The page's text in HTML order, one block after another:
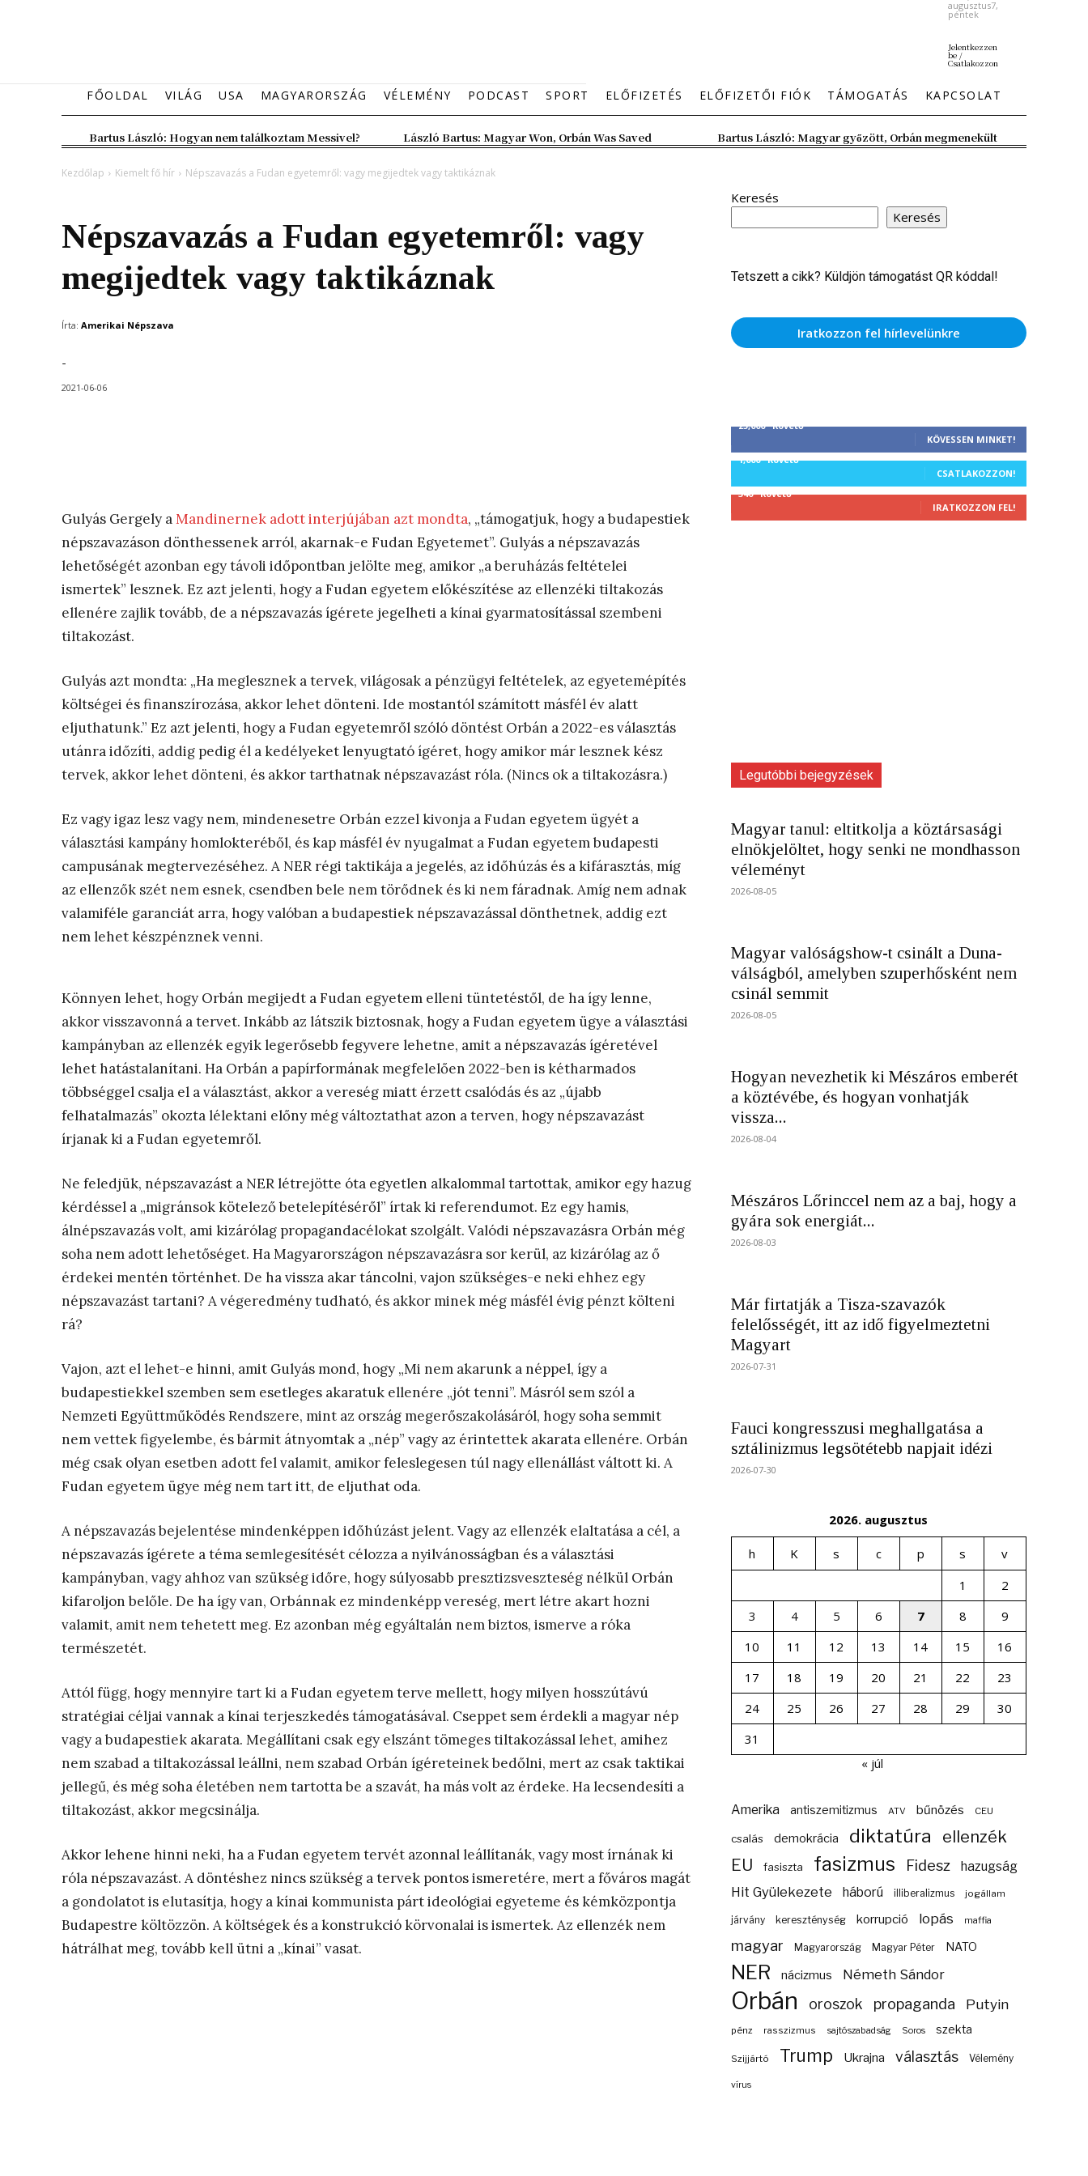
augusztus7,
péntek
Jelentkezzen
be /
Csatlakozzon
FŐOLDAL VILÁG USA MAGYARORSZÁG VÉLEMÉNY PODCAST SPORT ELŐFIZETÉS ELŐFIZETŐI FIÓK TÁMOGATÁS KAPCSOLAT
Bartus László: Hogyan nem találkoztam Messivel? László Bartus: Magyar Won, Orbán Was Saved Bartus László: Magyar győzött, Orbán megmenekült
Kezdőlap Kiemelt fő hír Népszavazás a Fudan egyetemről: vagy megijedtek vagy taktikáznak
Népszavazás a Fudan egyetemről: vagy
megijedtek vagy taktikáznak
Írta: Amerikai Népszava
-
2021-06-06
Gulyás Gergely aMandinernek adott interjújában azt mondta, „támogatjuk, hogy a budapestiek
népszavazáson dönthessenek arról, akarnak-e Fudan Egyetemet”. Gulyás a népszavazás
lehetőségét azonban egy távoli időpontban jelölte meg, amikor „a beruházás feltételei
ismertek” lesznek. Ez azt jelenti, hogy a Fudan egyetem előkészítése az ellenzéki tiltakozás
ellenére zajlik tovább, de a népszavazás ígérete jegelheti a kínai gyarmatosítással szembeni
tiltakozást.
Gulyás azt mondta: „Ha meglesznek a tervek, világosak a pénzügyi feltételek, az egyetemépítés
költségei és finanszírozása, akkor lehet dönteni. Ide mostantól számított másfél év alatt
eljuthatunk.” Ez azt jelenti, hogy a Fudan egyetemről szóló döntést Orbán a 2022-es választás
utánra időzíti, addig pedig él a kedélyeket lenyugtató ígéret, hogy amikor már lesznek kész
tervek, akkor lehet dönteni, és akkor tarthatnak népszavazást róla. (Nincs ok a tiltakozásra.)
Ez vagy igaz lesz vagy nem, mindenesetre Orbán ezzel kivonja a Fudan egyetem ügyét a
választási kampány homlokteréből, és kap másfél év nyugalmat a Fudan egyetem budapesti
campusának megtervezéséhez. A NER régi taktikája a jegelés, az időhúzás és a kifárasztás, míg
az ellenzők szét nem esnek, csendben bele nem törődnek és ki nem fáradnak. Amíg nem adnak
valamiféle garanciát arra, hogy valóban a budapestiek népszavazással dönthetnek, addig ezt
nem lehet készpénznek venni.
Könnyen lehet, hogy Orbán megijedt a Fudan egyetem elleni tüntetéstől, de ha így lenne,
akkor visszavonná a tervet. Inkább az látszik biztosnak, hogy a Fudan egyetem ügye a választási
kampányban az ellenzék egyik legerősebb fegyvere lehetne, amit a népszavazás ígéretével
lehet hatástalanítani. Ha Orbán a papírformának megfelelően 2022-ben is kétharmados
többséggel csalja el a választást, akkor a vereség miatt érzett csalódás és az „újabb
felhatalmazás” okozta lélektani előny még változtathat azon a terven, hogy népszavazást
írjanak ki a Fudan egyetemről.
Ne feledjük, népszavazást a NER létrejötte óta egyetlen alkalommal tartottak, amikor egy hazug
kérdéssel a „migránsok kötelező betelepítéséről” írtak ki referendumot. Ez egy hamis,
álnépszavazás volt, ami kizárólag propagandacélokat szolgált. Valódi népszavazásra Orbán még
soha nem adott lehetőséget. Ha Magyarországon népszavazásra sor kerül, az kizárólag az ő
érdekei mentén történhet. De ha vissza akar táncolni, vajon szükséges-e neki ehhez egy
népszavazást tartani? A végeredmény tudható, és akkor minek még másfél évig pénzt költeni
rá?
Vajon, azt el lehet-e hinni, amit Gulyás mond, hogy „Mi nem akarunk a néppel, így a
budapestiekkel szemben sem esetleges akaratuk ellenére „jót tenni”. Másról sem szól a
Nemzeti Együttműködés Rendszere, mint az ország megerőszakolásáról, hogy soha semmit
nem vettek figyelembe, és bármit átnyomtak a „nép” vagy az érintettek akarata ellenére. Orbán
még csak olyan esetben adott fel valamit, amikor feleslegesen túl nagy ellenállást váltott ki. A
Fudan egyetem ügye még nem tart itt, de eljuthat oda.
A népszavazás bejelentése mindenképpen időhúzást jelent. Vagy az ellenzék elaltatása a cél, a
népszavazás ígérete a téma semlegesítését célozza a nyilvánosságban és a választási
kampányban, vagy ahhoz van szükség időre, hogy súlyosabb presztizsveszteség nélkül Orbán
kifaroljon belőle. De ha így van, Orbánnak ez mindenképp vereség, mert létre akart hozni
valamit, amit nem tehetett meg. Ez azonban még egyáltalán nem biztos, ismerve a róka
természetét.
Attól függ, hogy mennyire tart ki a Fudan egyetem terve mellett, hogy milyen hosszútávú
stratégiai céljai vannak a kínai terjeszkedés támogatásával. Cseppet sem érdekli a magyar nép
vagy a budapestiek akarata. Megállítani csak egy elszánt tömeges tiltakozással lehet, amihez
nem szabad a tiltakozással leállni, nem szabad Orbán ígéreteinek bedőlni, mert az csak taktikai
jellegű, és még soha életében nem tartotta be a szavát, ha más volt az érdeke. Ha lecsendesíti a
tiltakozást, akkor megcsinálja.
Akkor lehene hinni neki, ha a Fudan egyetem tervét azonnal leállítanák, vagy most írnának ki
róla népszavazást. A döntéshez nincs szükség a tervek pontos ismeretére, mert a főváros magát
a gondolatot is elutasítja, hogy a kínai kommunista párt ideológiai egyeteme és kémközpontja
Budapestre költözzön. A költségek és a konstrukció körvonalai is ismertek. Az ellenzék nem
hátrálhat meg, tovább kell ütni a „kínai” vasat.
Keresés
Keresés
Tetszett a cikk? Küldjön támogatást QR kóddal!
Iratkozzon fel hírlevelünkre
25,000 Követő
KÖVESSEN MINKET!
1,000 Követő
CSATLAKOZZON!
340 Követő
IRATKOZZON FEL!
Legutóbbi bejegyzések
Magyar tanul: eltitkolja a köztársasági
elnökjelöltet, hogy senki ne mondhasson
véleményt
2026-08-05
Magyar valóságshow-t csinált a Duna-
válságból, amelyben szuperhősként nem
csinál semmit
2026-08-05
Hogyan nevezhetik ki Mészáros emberét
a köztévébe, és hogyan vonhatják
vissza...
2026-08-04
Mészáros Lőrinccel nem az a baj, hogy a
gyára sok energiát...
2026-08-03
Már firtatják a Tisza-szavazók
felelősségét, itt az idő figyelmeztetni
Magyart
2026-07-31
Fauci kongresszusi meghallgatása a
sztálinizmus legsötétebb napjait idézi
2026-07-30
2026. augusztus
h K s c p s
v
1
2
3
4 5 6 7 8
9
10
11 12 13 14 15
16
17
18 19 20 21 22
23
24
25 26 27 28 29
30
31
« júl
Amerika antiszemitizmus ATV bűnözés CEU
csalás demokrácia diktatúra ellenzék
EU fasiszta fasizmus Fidesz hazugság
Hit Gyülekezete háború illiberalizmus jogállam
járvány kereszténység korrupció lopás maffia
magyar Magyarország Magyar Péter NATO
NER nácizmus Németh Sándor
Orbán oroszok propaganda Putyin
pénz rasszizmus sajtószabadság Soros szekta
Szijjártó Trump Ukrajna választás Vélemény
vírus